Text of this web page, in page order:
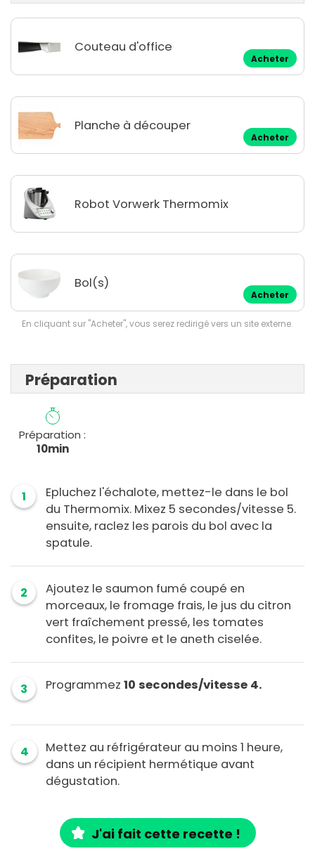
Couteau d'office
Acheter
Planche à découper
Acheter
Robot Vorwerk Thermomix
Bol(s)
Acheter
En cliquant sur "Acheter", vous serez redirigé vers un site externe.
Préparation
Préparation :
10min
1
Epluchez l'échalote, mettez-le dans le bol
du Thermomix. Mixez 5 secondes/vitesse 5.
ensuite, raclez les parois du bol avec la
spatule.
2
Ajoutez le saumon fumé coupé en
morceaux, le fromage frais, le jus du citron
vert fraîchement pressé, les tomates
confites, le poivre et le aneth ciselée.
3 Programmez 10 secondes/vitesse 4.
4
Mettez au réfrigérateur au moins 1 heure,
dans un récipient hermétique avant
dégustation.
J'ai fait cette recette !